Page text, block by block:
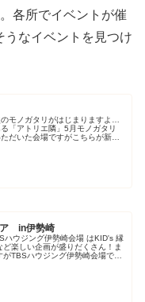
各所でイベントが催
うなイベントを見つけ
のモノガタリがはじまりますよ…
「アトリエ隣」5月モノガタリ
だいた会場ですがこちらが新し
ア in伊勢崎
ハウジング伊勢崎会場 はKID's 縁
楽しい企画が盛りだくさん！ま
TBSハウジング伊勢崎会場で9